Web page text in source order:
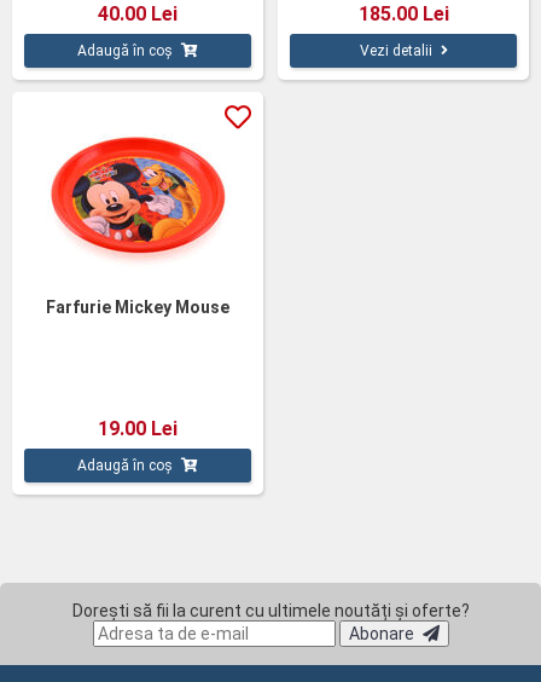
40.00 Lei
Adaugă în coș
185.00 Lei
Vezi detalii
Farfurie Mickey Mouse
19.00 Lei
Adaugă în coș
Dorești să fii la curent cu ultimele noutăți și oferte?
Abonare